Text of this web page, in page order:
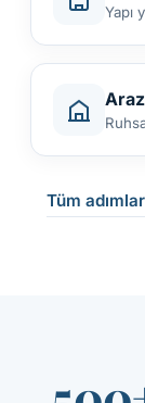
Yapı
Tüm